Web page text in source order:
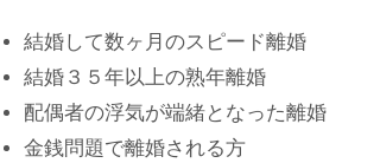
結婚して数ヶ月のスピード離婚
結婚３５年以上の熟年離婚
配偶者の浮気が端緒となった離婚
金銭問題で離婚される方